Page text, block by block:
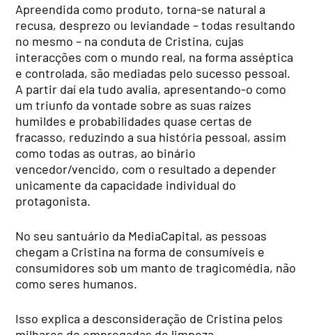
Apreendida como produto, torna-se natural a
recusa, desprezo ou leviandade – todas resultando
no mesmo – na conduta de Cristina, cujas
interacções com o mundo real, na forma asséptica
e controlada, são mediadas pelo sucesso pessoal.
A partir daí ela tudo avalia, apresentando-o como
um triunfo da vontade sobre as suas raízes
humildes e probabilidades quase certas de
fracasso, reduzindo a sua história pessoal, assim
como todas as outras, ao binário
vencedor/vencido, com o resultado a depender
unicamente da capacidade individual do
protagonista.
No seu santuário da MediaCapital, as pessoas
chegam a Cristina na forma de consumíveis e
consumidores sob um manto de tragicomédia, não
como seres humanos.
Isso explica a desconsideração de Cristina pelos